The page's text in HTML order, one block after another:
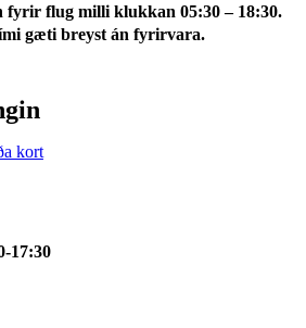
fyrir flug milli klukkan 05:30 – 18:30.
gæti breyst án fyrirvara.
kort
17:30